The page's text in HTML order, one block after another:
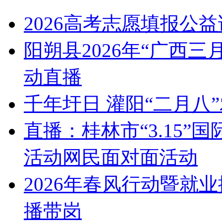
2026高考志愿填报公
阳朔县2026年“广西三
动直播
千年圩日 灌阳“二月八
直播：桂林市“3.15”
活动网民面对面活动
2026年春风行动暨就
播带岗